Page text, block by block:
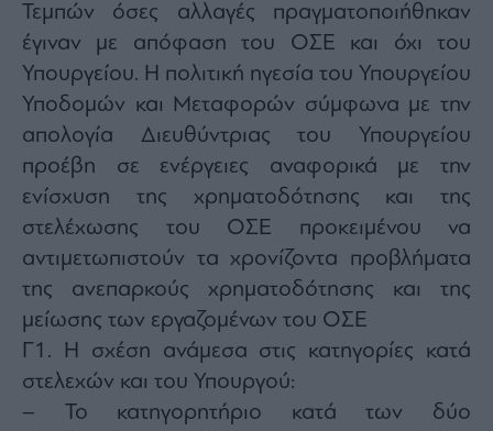
Τεμπών όσες αλλαγές πραγματοποιήθηκαν
έγιναν με απόφαση του ΟΣΕ και όχι του
Υπουργείου. Η πολιτική ηγεσία του Υπουργείου
Υποδομών και Μεταφορών σύμφωνα με την
απολογία Διευθύντριας του Υπουργείου
προέβη σε ενέργειες αναφορικά με την
ενίσχυση της χρηματοδότησης και της
στελέχωσης του ΟΣΕ προκειμένου να
αντιμετωπιστούν τα χρονίζοντα προβλήματα
της ανεπαρκούς χρηματοδότησης και της
μείωσης των εργαζομένων του ΟΣΕ
Γ1. Η σχέση ανάμεσα στις κατηγορίες κατά
στελεχών και του Υπουργού:
– Το κατηγορητήριο κατά των δύο